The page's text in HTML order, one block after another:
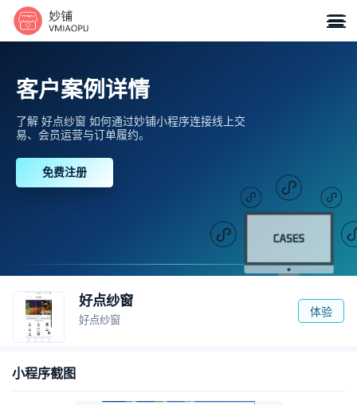

客户案例详情
了解 好点纱窗 如何通过妙铺小程序连接线上交
易、会员运营与订单履约。
免费注册
好点纱窗
好点纱窗
体验
小程序截图